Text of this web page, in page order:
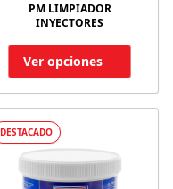
PM LIMPIADOR
INYECTORES
Ver opciones
DESTACADO